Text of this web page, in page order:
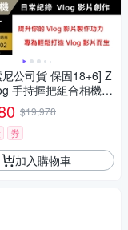
公司貨 保固18+6] Z
手持握把組合相機
/生活隨拍)
$19,978
券
加入購物車